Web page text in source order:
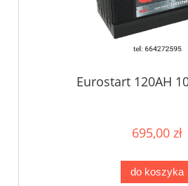
Eurostart 120AH
695,00 zł
do koszyka